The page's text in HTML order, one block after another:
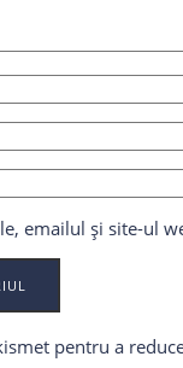
emailul și site-ul
pentru a